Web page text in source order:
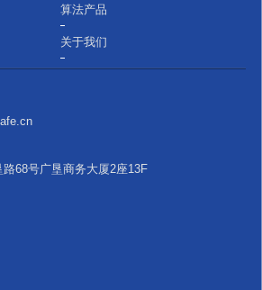
算法产品
关于我们
68号广垦商务大厦2座13F